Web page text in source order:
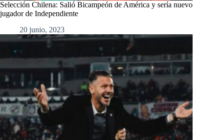
Selección Chilena: Salió Bicampeón de América y sería nuevo
jugador de Independiente
20 junio, 2023